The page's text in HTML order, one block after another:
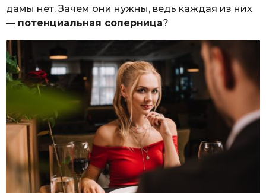
дамы нет. Зачем они нужны, ведь каждая из них
— потенциальная соперница?